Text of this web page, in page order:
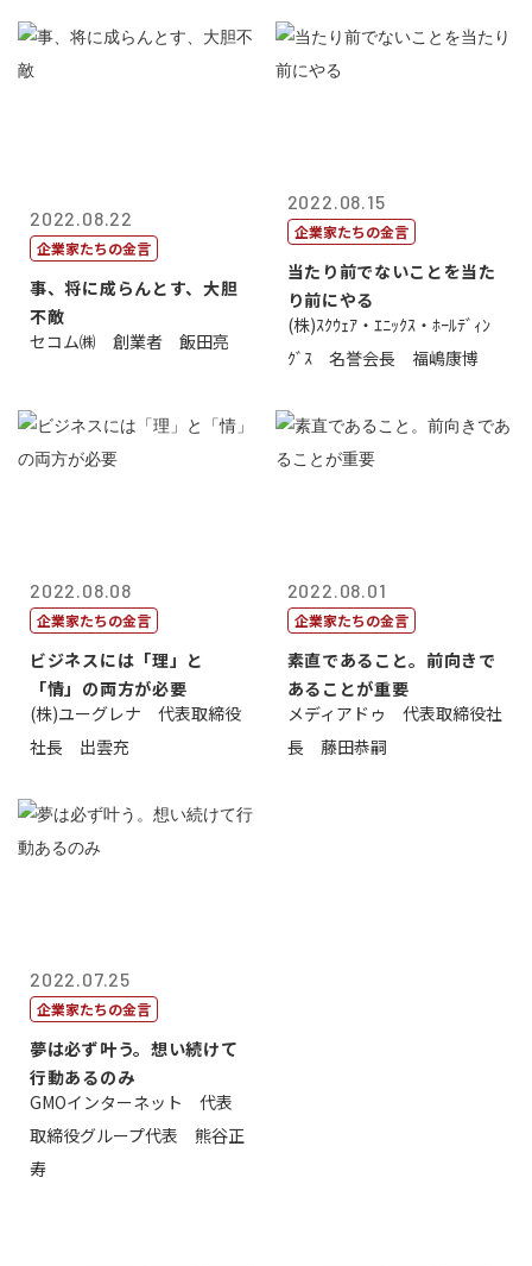
2022.08.22
企業家たちの金言
事、将に成らんとす、大胆
不敵
セコム㈱ 創業者 飯田亮
2022.08.15
企業家たちの金言
当たり前でないことを当た
り前にやる
(株)ｽｸｳｪｱ・ｴﾆｯｸｽ・ﾎｰﾙﾃﾞｨﾝ
ｸﾞｽ 名誉会長 福嶋康博
2022.08.08
企業家たちの金言
ビジネスには「理」と
「情」の両方が必要
(株)ユーグレナ 代表取締役
社長 出雲充
2022.08.01
企業家たちの金言
素直であること。前向きで
あることが重要
メディアドゥ 代表取締役社
長 藤田恭嗣
2022.07.25
企業家たちの金言
夢は必ず叶う。想い続けて
行動あるのみ
GMOインターネット 代表
取締役グループ代表 熊谷正
寿